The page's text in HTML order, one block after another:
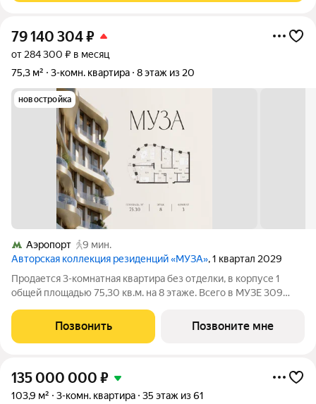
79 140 304₽
от 284 300 ₽ в месяц
75,3 м²
3-комн. квартира 8 этаж из 20
новостройка
Аэропорт
9 мин.
Авторская коллекция резиденций «МУЗА», 1 квартал 2029
Продается 3-комнатная квартира без отделки, в корпусе 1
общей площадью 75,30 кв.м. на 8 этаже. Всего в МУЗЕ 309
террасами. Высота потолков от 3,5 до 4,65 м. Эксклюзивные
Позвонить Позвоните мне
135 000 000 ₽
103,9 м² 3-комн. квартира 35 этаж из 61